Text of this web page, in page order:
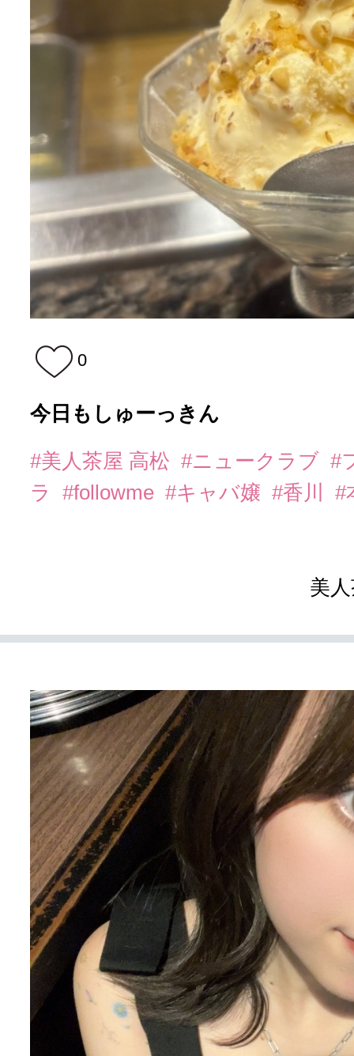
0
今日もしゅーっきん
#美人茶屋 高松 #ニュークラブ #
ラ
#followme #キャバ嬢 #香川 #
美